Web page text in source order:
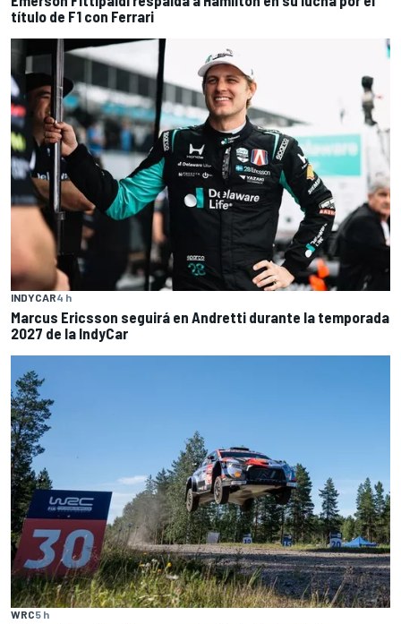
título de F1 con Ferrari
INDYCAR4 h
Marcus Ericsson seguirá en Andretti durante la temporada
2027 de la IndyCar
WRC5 h